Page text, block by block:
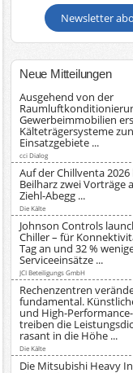
Newsletter
Neue Mitteilungen
Ausgehend von der
Gewerbeimmobilien
Kälteträgersysteme
Einsatzgebiete ...
cci Dialog
Auf der Chillventa
Beilharz zwei Vorträge
Ziehl-Abegg ...
Die Kälte
Johnson Controls
Chiller – für
Tag an und 32 %
Serviceeinsätze ...
JCI Beteiligungs GmbH
Rechenzentren
fundamental.
und High-
treiben die
rasant in die Höhe ...
Die Kälte
Die Mitsubishi Heavy